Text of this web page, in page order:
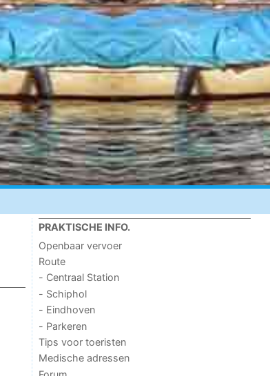
PRAKTISCHE INFO.
Openbaar vervoer
Route
- Centraal Station
- Schiphol
- Eindhoven
- Parkeren
Tips voor toeristen
Medische adressen